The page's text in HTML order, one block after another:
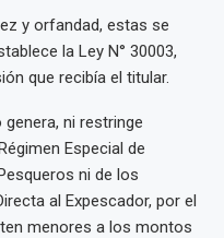
y orfandad, estas se
la Ley N° 30003,
que recibía el titular.
ni restringe
Especial de
ni de los
al Expescador, por el
menores a los montos